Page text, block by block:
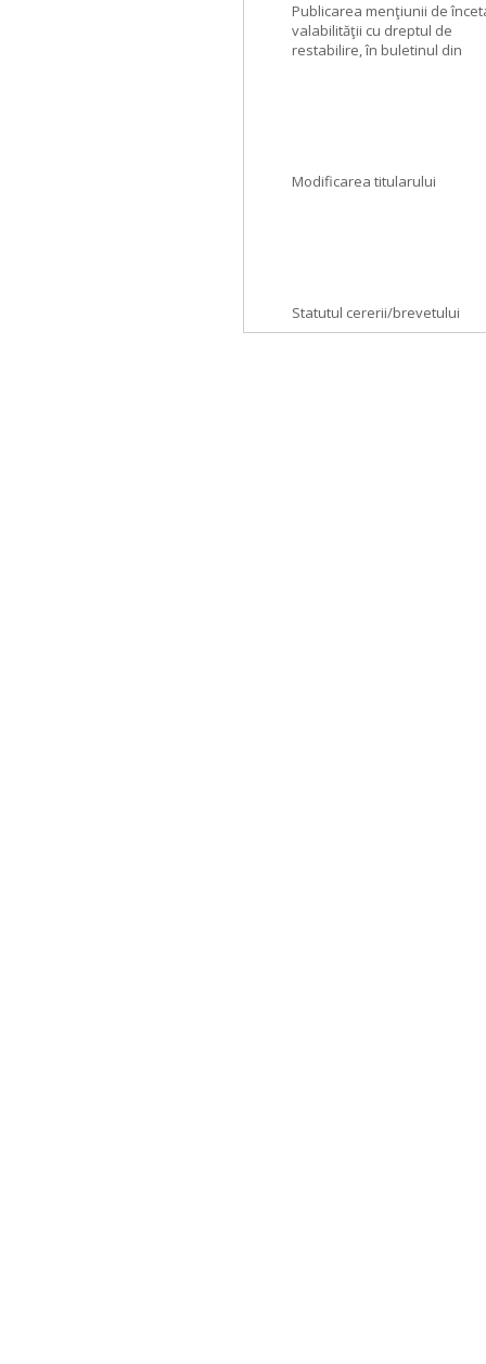
Publicarea menţiunii de
valabilităţii cu dreptul de
restabilire, în buletinul din
Modificarea titularului
Statutul cererii/brevetului